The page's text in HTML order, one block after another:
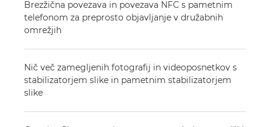
Brezžična povezava in povezava NFC s pametnim
telefonom za preprosto objavljanje v družabnih
omrežjih
Nič več zamegljenih fotografij in videoposnetkov s
stabilizatorjem slike in pametnim stabilizatorjem
slike